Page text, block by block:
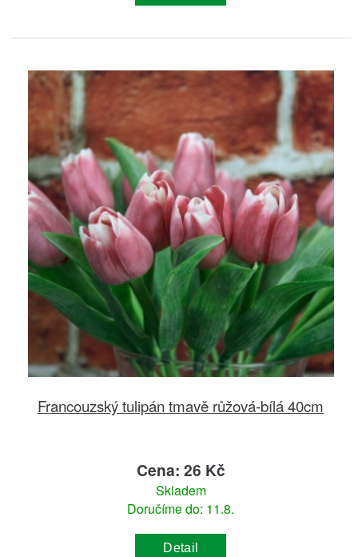
Francouzský tulipán tmavě růžová-bílá 40cm
Cena: 26 Kč
Skladem
Doručíme do: 11.8.
Detail